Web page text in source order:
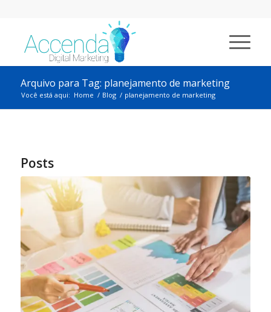
Arquivo para Tag: planejamento de marketing
Você está aqui: Home / Blog / planejamento de marketing
Posts